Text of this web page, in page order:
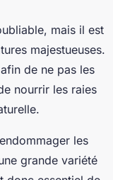
mais il est
majestueuses.
de ne pas les
nourrir les raies
les
grande variété